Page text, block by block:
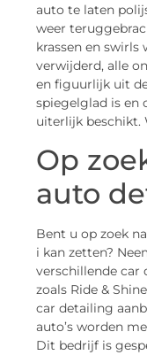
auto te laten
weer
krassen en
verwijderd, alle
en figuurlijk uit
spiegelglad is en
uiterlijk beschikt.
Op
auto
Bent u op zoek
i kan zetten?
verschillende car
zoals Ride &
car detailing
auto’s worden
Dit bedrijf is